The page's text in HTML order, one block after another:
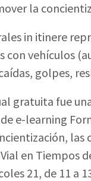
la
in itinere
con vehículos
golpes,
gratuita fue
e-learning
las
en Tiempos
21, de 11 a